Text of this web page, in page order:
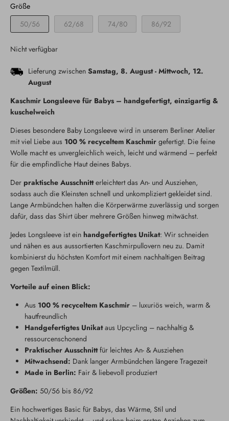
Größe
50/56
62/68 74/80 86/92
Nicht verfügbar
Lieferung zwischen Samstag, 8. August- Mittwoch, 12.
August
Kaschmir Longsleeve für Babys – handgefertigt, einzigartig &
kuschelweich
Dieses besondere Baby Longsleeve wird in unserem Berliner Atelier
mit viel Liebe aus 100 % recyceltem Kaschmir gefertigt. Die feine
Wolle macht es unvergleichlich weich, leicht und wärmend – perfekt
für die empfindliche Haut deines Babys.
Der praktische Ausschnitterleichtert das An- und Ausziehen,
sodass auch die Kleinsten schnell und unkompliziert gekleidet sind.
Lange Armbündchen halten die Körperwärme zuverlässig und sorgen
dafür, dass das Shirt über mehrere Größen hinweg mitwächst.
Jedes Longsleeve ist ein handgefertigtes Unikat: Wir schneiden
und nähen es aus aussortierten Kaschmirpullovern neu zu. Damit
kombinierst du höchsten Komfort mit einem nachhaltigen Beitrag
gegen Textilmüll.
Vorteile auf einen Blick:
Aus 100 % recyceltem Kaschmir – luxuriös weich, warm &
hautfreundlich
Handgefertigtes Unikataus Upcycling – nachhaltig &
ressourcenschonend
Praktischer Ausschnittfür leichtes An- & Ausziehen
Mitwachsend: Dank langer Armbündchen längere Tragezeit
Made in Berlin: Fair & liebevoll produziert
Größen: 50/56 bis 86/92
Ein hochwertiges Basic für Babys, das Wärme, Stil und